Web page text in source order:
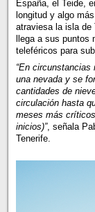
España, el Teide,
longitud y algo
atraviesa la isla de
llega a sus
teleféricos para
“En
una nevada y se
cantidades de
circulación hasta
meses más
inicios)”, señala
Tenerife.